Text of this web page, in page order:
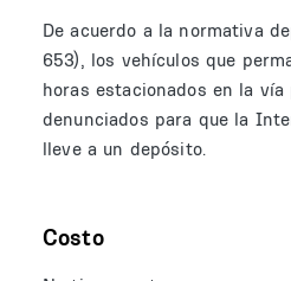
De acuerdo a la normativa
653), los vehículos que
horas estacionados en la
denunciados para que la
lleve a un depósito.
Costo